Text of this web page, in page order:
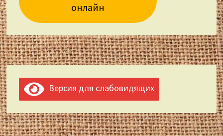
онлайн
Версия для слабовидящих